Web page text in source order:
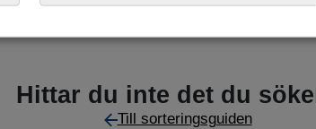
Hittar du inte det du
Till sorteringsguiden